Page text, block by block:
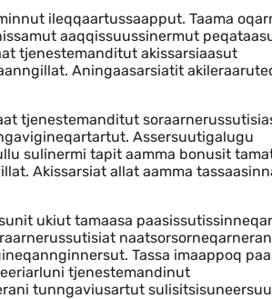
ileqqaartussaapput. Taama
aaqqissuussinermut
tjenestemanditut akissarsiaasut
Aningaasarsiatit
tjenestemanditut
Assersuutigalugu
sulinermi tapit aamma bonusit
Akissarsiat allat aamma
ukiut tamaasa
Tassa imaappoq
tjenestemandinut
tunngaviusartut